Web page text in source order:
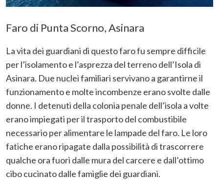
Faro di Punta Scorno, Asinara
La vita dei guardiani di questo faro fu sempre difficile
per l’isolamento e l’asprezza del terreno dell’Isola di
Asinara. Due nuclei familiari servivano a garantirne il
funzionamento e molte incombenze erano svolte dalle
donne. I detenuti della colonia penale dell’isola a volte
erano impiegati per il trasporto del combustibile
necessario per alimentare le lampade del faro. Le loro
fatiche erano ripagate dalla possibilità di trascorrere
qualche ora fuori dalle mura del carcere e dall’ottimo
cibo cucinato dalle famiglie dei guardiani.